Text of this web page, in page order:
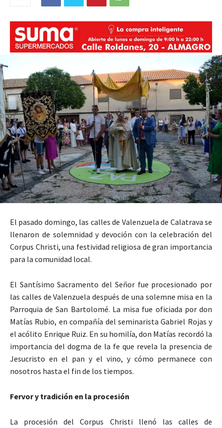
El pasado domingo, las calles de Valenzuela de Calatrava se
llenaron de solemnidad y devoción con la celebración del
Corpus Christi, una festividad religiosa de gran importancia
para la comunidad local.
El Santísimo Sacramento del Señor fue procesionado por
las calles de Valenzuela después de una solemne misa en la
Parroquia de San Bartolomé. La misa fue oficiada por don
Matías Rubio, en compañía del seminarista Gabriel Rojas y
el acólito Enrique Ruiz. En su homilía, don Matías recordó la
importancia del dogma de la fe que revela la presencia de
Jesucristo en el pan y el vino, y cómo permanece con
nosotros hasta el fin de los tiempos.
Fervor y tradición en la procesión
La procesión del Corpus Christi llenó las calles de